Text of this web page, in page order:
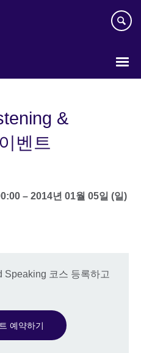
&
벤트
–2014년 01월 05일 (일)
Speaking 코스 등록하고
예약하기